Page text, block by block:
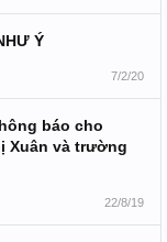
Ý
7/2/20
báo cho
Xuân và trường
22/8/19